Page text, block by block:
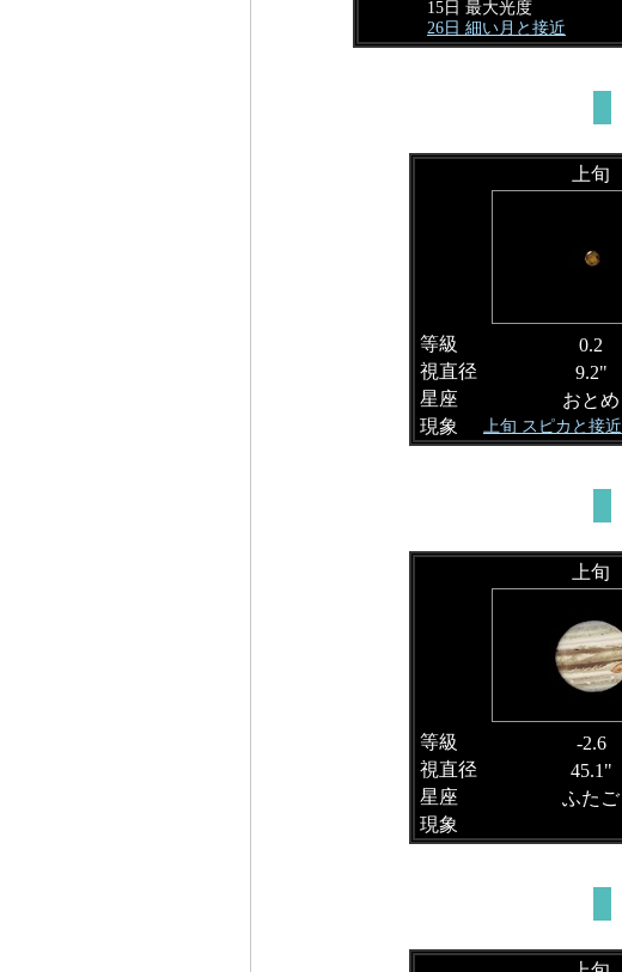
15日 最大光度
26日 細い月と接近
上旬
等級 0.2
視直径
9.2"
星座
おとめ
現象
上旬 スピカと接近
上旬
等級 -2.6
視直径
45.1"
星座
ふたご
現象